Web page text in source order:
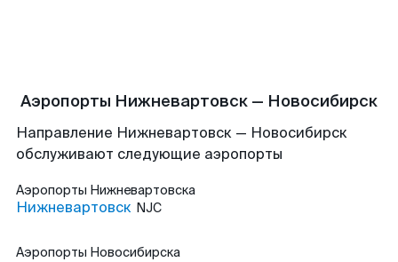
Аэропорты Нижневартовск — Новосибирск
Направление Нижневартовск — Новосибирск
обслуживают следующие аэропорты
Аэропорты Нижневартовска
Нижневартовск NJC
Аэропорты Новосибирска